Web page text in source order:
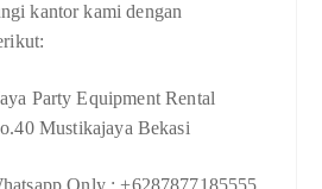
kantor kami dengan
Party Equipment Rental
Mustikajaya Bekasi